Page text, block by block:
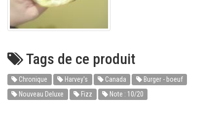
Tags de ce produit
Chronique Harvey's Canada
Burger - boeuf
Nouveau Deluxe
Fizz Note : 10/20